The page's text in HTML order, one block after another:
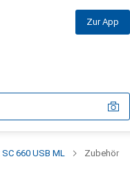
Zur App
660 USB ML Zubehör